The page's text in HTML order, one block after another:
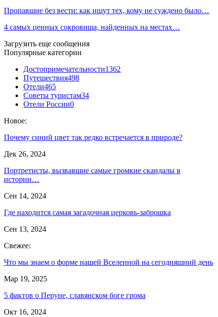
Пропавшие без вести: как ищут тех, кому не суждено было…
4 самых ценных сокровища, найденных на местах…
Загрузить еще сообщения
Популярные категории
Достопримечательности1362
Путешествия498
Отели465
Советы туристам34
Отели России0
Новое:
Почему синий цвет так редко встречается в природе?
Дек 26, 2024
Портретисты, вызвавшие самые громкие скандалы в
истории…
Сен 14, 2024
Где находится самая загадочная церковь-заброшка
Сен 13, 2024
Свежее:
Что мы знаем о форме нашей Вселенной на сегодняшний день
Мар 19, 2025
5 фактов о Перуне, славянском боге грома
Окт 16, 2024